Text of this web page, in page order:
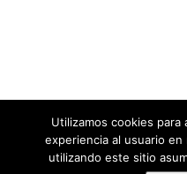
Utilizamos cookies para
experiencia al usuario
utilizando este sitio